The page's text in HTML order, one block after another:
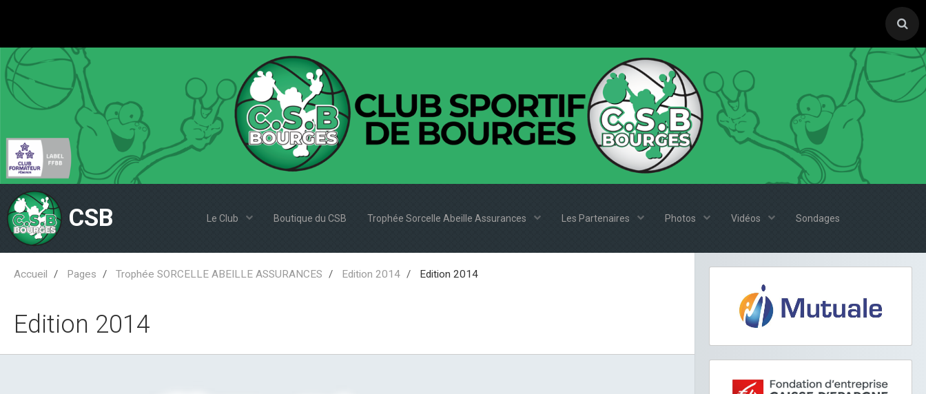
CSB Le Club Boutique du CSB Trophée Sorcelle Abeille Assurances Les Partenaires Photos Vidéos Sondages
Accueil Pages Trophée SORCELLE ABEILLE ASSURANCES Edition 2014 Edition 2014
Edition 2014